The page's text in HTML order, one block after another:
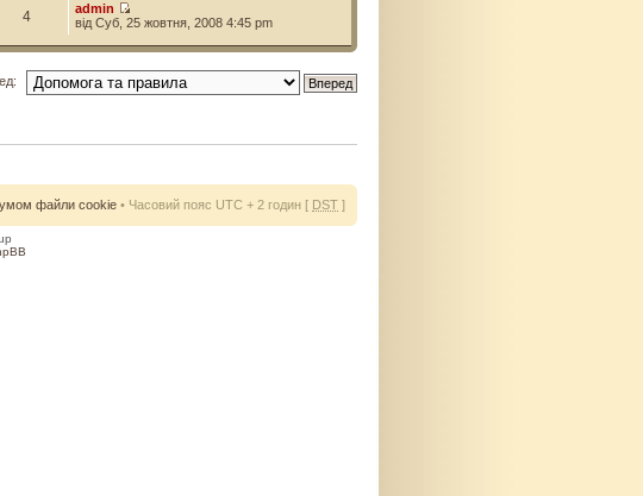
4
admin
від Суб, 25 жовтня, 2008 4:45 pm
файли cookie • Часовий пояс UTC + 2 годин [ DST ]